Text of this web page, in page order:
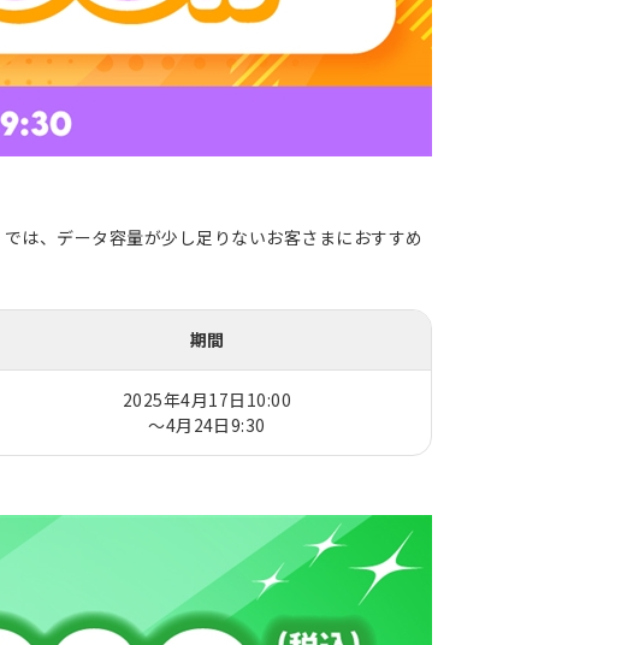
は、データ容量が少し足りないお客さまにおすすめ
期間
2025年4月17日10:00
～4月24日9:30